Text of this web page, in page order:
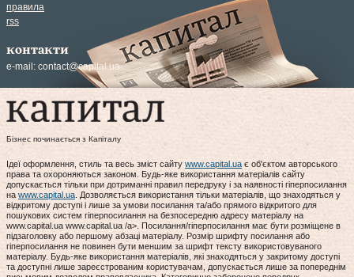
правила
rss
контакти
e-mail: contact@capital.ua
Бізнес починається з Капіталу
Ідеї оформлення, стиль та весь зміст сайту www.capital.ua є об'єктом авторського
права та охороняються законом. Будь-яке використання матеріалів сайту
допускається тільки при дотриманні правил передруку і за наявності гіперпосилання
наwww.capital.ua. Дозволяється використання тільки матеріалів, що знаходяться у
відкритому доступі і лише за умови посилання та/або прямого відкритого для
пошукових систем гіперпосилання на безпосередню адресу матеріалу на
www.capital.ua www.capital.ua /a>. Посилання/гіперпосилання має бути розміщене в
підзаголовку або першому абзаці матеріалу. Розмір шрифту посилання або
гіперпосилання не повинен бути меншим за шрифт тексту використовуваного
матеріалу. Будь-яке використання матеріалів, які знаходяться у закритому доступі
та доступні лише зареєстрованим користувачам, допускається лише за попереднім